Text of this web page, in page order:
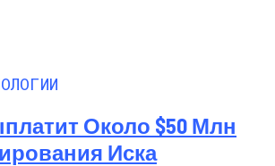
Около $50 Млн
Иска